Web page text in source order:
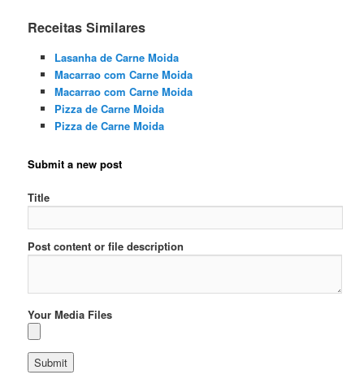
Receitas Similares
Lasanha de Carne Moida
Macarrao com Carne Moida
Macarrao com Carne Moida
Pizza de Carne Moida
Pizza de Carne Moida
Submit a new post
Title
Post content or file description
Your Media Files